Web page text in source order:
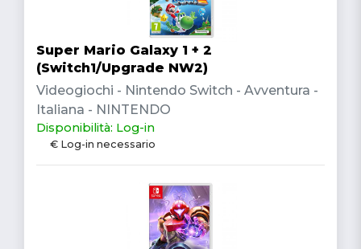
Super Mario Galaxy 1 + 2
(Switch1/Upgrade NW2)
Videogiochi - Nintendo Switch - Avventura -
Italiana - NINTENDO
Disponibilità: Log-in
€ Log-in necessario